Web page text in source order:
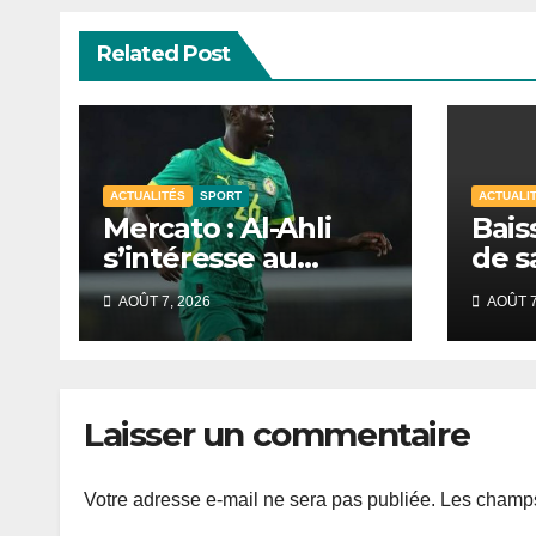
Related Post
ACTUALITÉS SPORT
Mercato : Al-Ahli
s’intéresse au
Sénégalais Pape
Guèye
AOÛT 7, 2026
de
de
AOÛT
Laisser un commentaire
Votre adresse e-mail ne sera pas publiée. Les